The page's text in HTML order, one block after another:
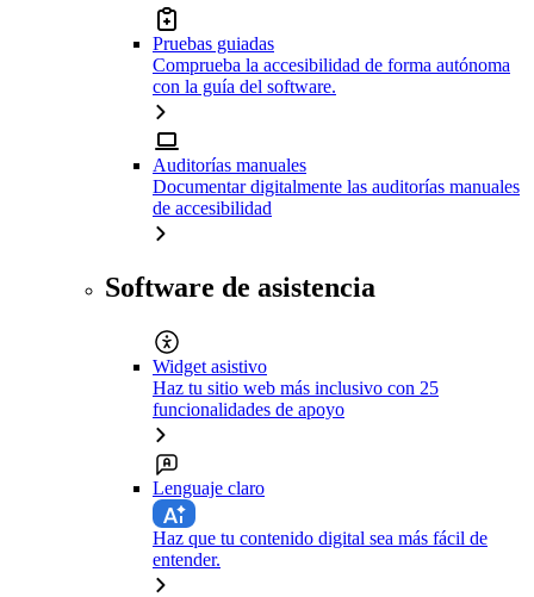
Pruebas guiadas
Comprueba la accesibilidad de forma autónoma
con la guía del software.
Auditorías manuales
Documentar digitalmente las auditorías manuales
de accesibilidad
Software de asistencia
Widget asistivo
Haz tu sitio web más inclusivo con 25
funcionalidades de apoyo
Lenguaje claro
Haz que tu contenido digital sea más fácil de
entender.